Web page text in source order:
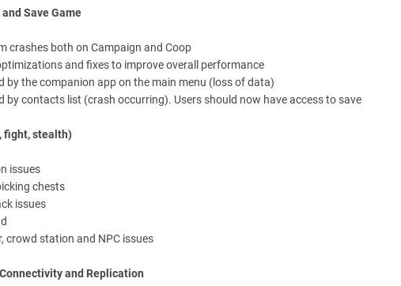
Save Game
crashes both on Campaign and Coop
and fixes to improve overall performance
by the companion app on the main menu (loss of data)
by contacts list (crash occurring). Users should now have access to save
fight, stealth)
issues
chests
issues
crowd station and NPC issues
and Replication